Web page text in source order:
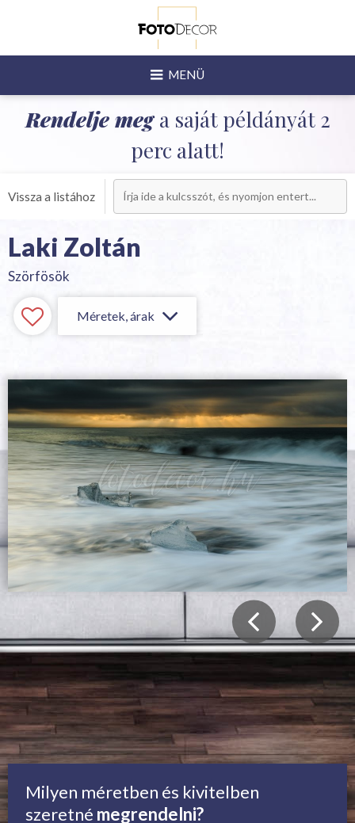
MENÜ
Rendelje mega saját példányát 2
perc alatt!
Vissza a listához
Laki Zoltán
Szörfösök
Méretek, árak
Milyen méretben és kivitelben
szeretné megrendelni?